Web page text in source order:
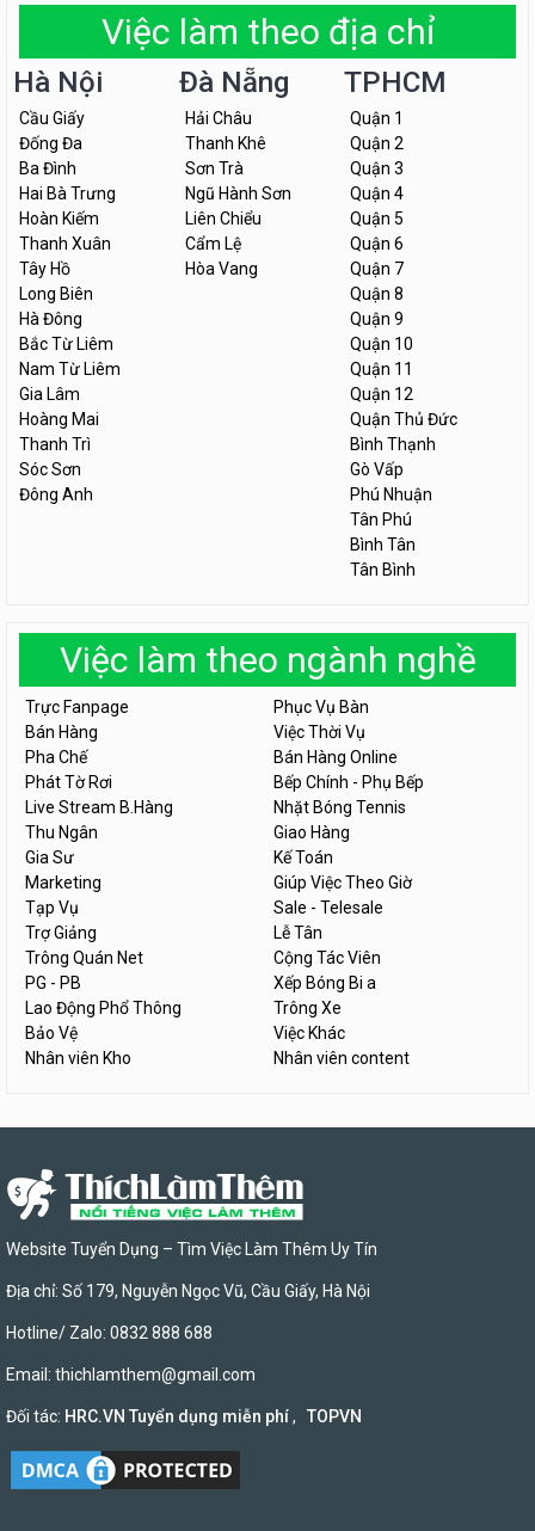
Việc làm theo địa chỉ
Hà Nội
Cầu Giấy
Đống Đa
Ba Đình
Hai Bà Trưng
Hoàn Kiếm
Thanh Xuân
Tây Hồ
Long Biên
Hà Đông
Bắc Từ Liêm
Nam Từ Liêm
Gia Lâm
Hoàng Mai
Thanh Trì
Sóc Sơn
Đông Anh
Đà Nẵng
Hải Châu
Thanh Khê
Sơn Trà
Ngũ Hành Sơn
Liên Chiểu
Cẩm Lệ
Hòa Vang
TPHCM
Quận 1
Quận 2
Quận 3
Quận 4
Quận 5
Quận 6
Quận 7
Quận 8
Quận 9
Quận 10
Quận 11
Quận 12
Quận Thủ Đức
Bình Thạnh
Gò Vấp
Phú Nhuận
Tân Phú
Bình Tân
Tân Bình
Việc làm theo ngành nghề
Trực Fanpage
Phục Vụ Bàn
Bán Hàng
Việc Thời Vụ
Pha Chế
Bán Hàng Online
Phát Tờ Rơi
Bếp Chính - Phụ Bếp
Live Stream B.Hàng
Nhặt Bóng Tennis
Thu Ngân
Giao Hàng
Gia Sư
Kế Toán
Marketing
Giúp Việc Theo Giờ
Tạp Vụ
Sale - Telesale
Trợ Giảng
Lễ Tân
Trông Quán Net
Cộng Tác Viên
PG - PB
Xếp Bóng Bi a
Lao Động Phổ Thông
Trông Xe
Bảo Vệ
Việc Khác
Nhân viên Kho
Nhân viên content
Website Tuyển Dụng – Tìm Việc Làm Thêm Uy Tín
Địa chỉ: Số 179, Nguyễn Ngọc Vũ, Cầu Giấy, Hà Nội
Hotline/ Zalo: 0832 888 688
Email: thichlamthem@gmail.com
Đối tác: HRC.VN Tuyển dụng miễn phí, TOPVN